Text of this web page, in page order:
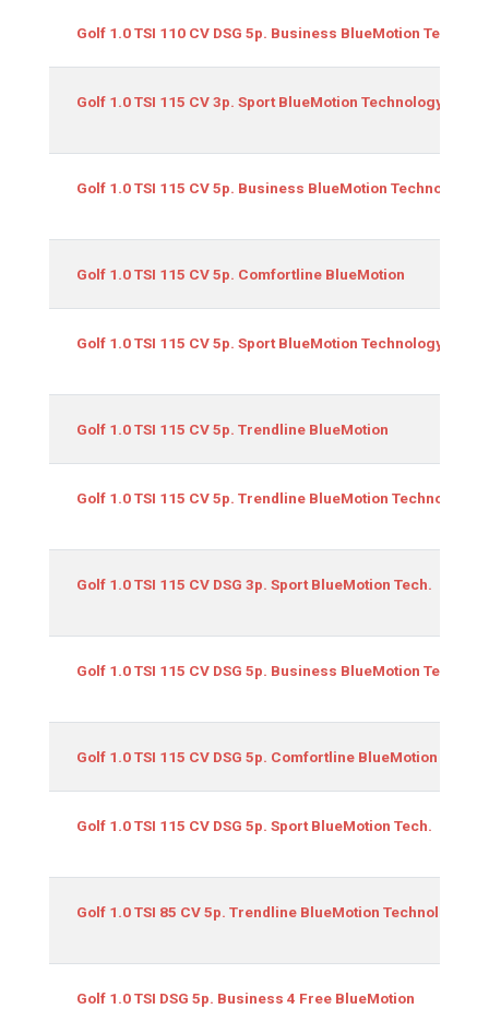
Golf 1.0 TSI 110 CV DSG 5p. Business BlueMotion
Golf 1.0 TSI 115 CV 3p. Sport BlueMotion Technology
Golf 1.0 TSI 115 CV 5p. Business BlueMotion Technology
Golf 1.0 TSI 115 CV 5p. Comfortline BlueMotion
Golf 1.0 TSI 115 CV 5p. Sport BlueMotion Technology
Golf 1.0 TSI 115 CV 5p. Trendline BlueMotion
Golf 1.0 TSI 115 CV 5p. Trendline BlueMotion Technology
Golf 1.0 TSI 115 CV DSG 3p. Sport BlueMotion Tech.
Golf 1.0 TSI 115 CV DSG 5p. Business BlueMotion Tech.
Golf 1.0 TSI 115 CV DSG 5p. Comfortline BlueMotion
Golf 1.0 TSI 115 CV DSG 5p. Sport BlueMotion Tech.
Golf 1.0 TSI 85 CV 5p. Trendline BlueMotion Technology
Golf 1.0 TSI DSG 5p. Business 4 Free BlueMotion